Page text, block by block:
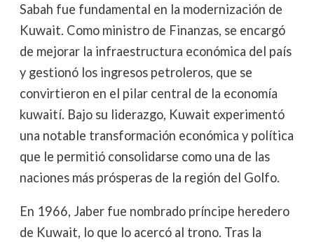
Sabah fue fundamental en la modernización de
Kuwait. Como ministro de Finanzas, se encargó
de mejorar la infraestructura económica del país
y gestionó los ingresos petroleros, que se
convirtieron en el pilar central de la economía
kuwaití. Bajo su liderazgo, Kuwait experimentó
una notable transformación económica y política
que le permitió consolidarse como una de las
naciones más prósperas de la región del Golfo.
En 1966, Jaber fue nombrado príncipe heredero
de Kuwait, lo que lo acercó al trono. Tras la